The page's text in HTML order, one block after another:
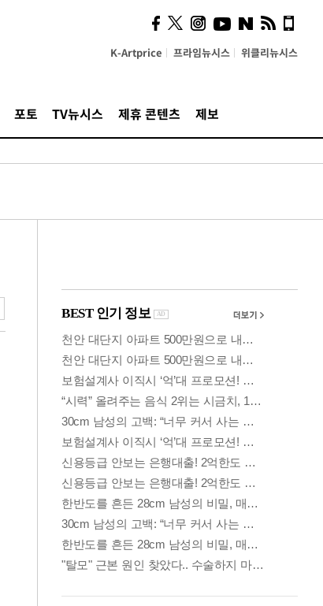
K-Artprice 프라임뉴시스 위클리뉴시스
포토 TV뉴시스 제휴 콘텐츠 제보
시, 스마트폰 액세서리에
NFC 더했다